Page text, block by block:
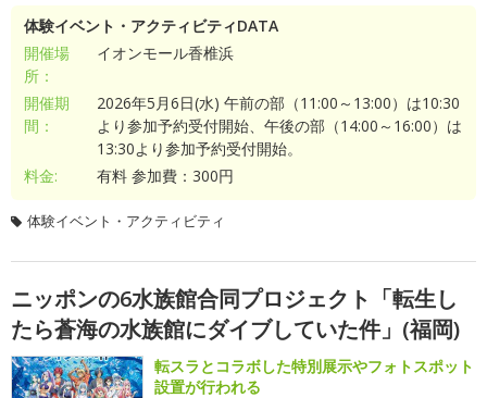
体験イベント・アクティビティDATA
開催場
所：
イオンモール香椎浜
開催期
間：
2026年5月6日(水) 午前の部（11:00～13:00）は10:30
より参加予約受付開始、午後の部（14:00～16:00）は
13:30より参加予約受付開始。
料金:
有料 参加費：300円
体験イベント・アクティビティ
ニッポンの6水族館合同プロジェクト「転生し
たら蒼海の水族館にダイブしていた件」(福岡)
転スラとコラボした特別展示やフォトスポット
設置が行われる